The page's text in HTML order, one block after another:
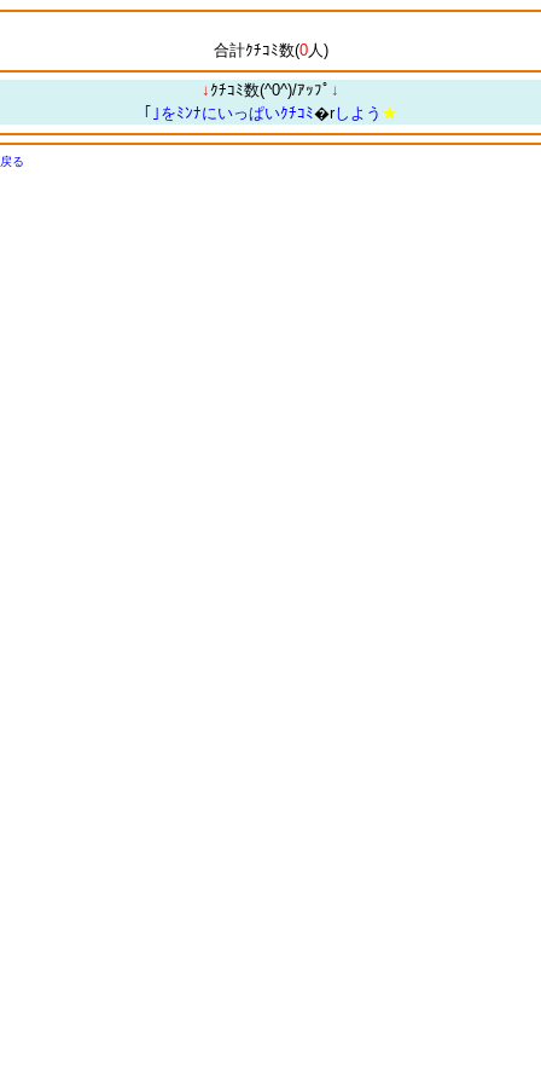
合計ｸﾁｺﾐ数(0人)
↓ ｸﾁｺﾐ数(^0^)/ｱｯﾌﾟ ↓
｢｣をﾐﾝﾅにいっぱいｸﾁｺﾐ�rしよう ★
戻る